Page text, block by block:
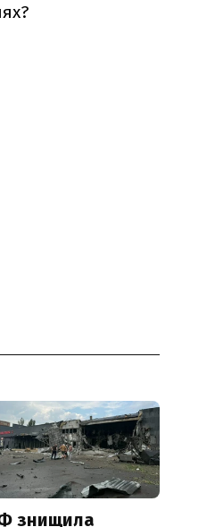
знищила